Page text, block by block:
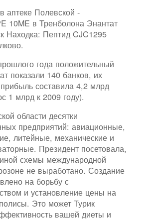
аптеке Полевской -
10ME в Тренболона Энантат
Находка: Пептид CJC1295
года положительный
показали 140 банков, их
составила 4,2 млрд
1 млрд к 2009 году).
области десятки
предприятий: авиационные,
литейные, механические и
Президент посетовала,
схемы международной
не выработано. Создание
на борьбу с
и установление цены на
Это может Турик
вашей диеты и